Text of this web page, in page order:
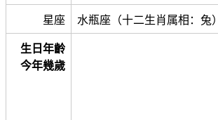
星座 水瓶座（十二生肖属相：兔）
生日年齡
今年幾歲